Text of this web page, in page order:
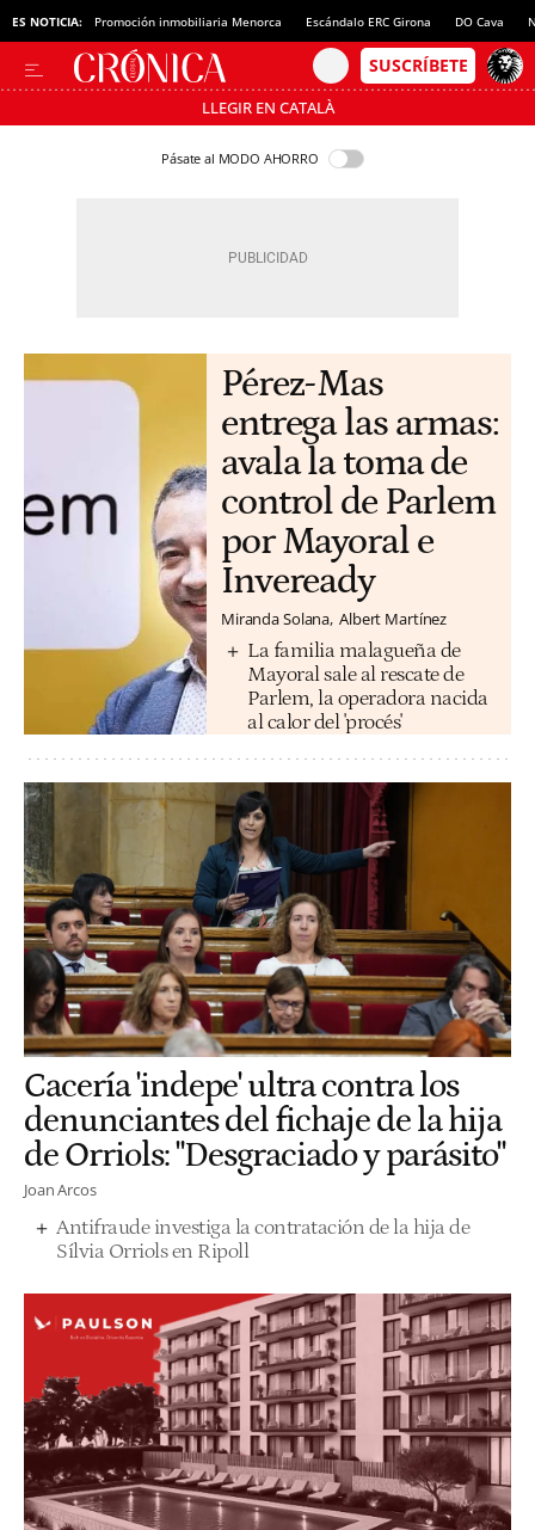
ES NOTICIA: Promoción inmobiliaria Menorca Escándalo ERC Girona DO Cava
LLEGIR EN CATALÀ
Pásate al MODO AHORRO
Pérez-Mas
entrega las armas:
avala la toma de
control de Parlem
por Mayoral e
Inveready
Miranda Solana Albert Martínez
La familia malagueña de
Mayoral sale al rescate de
Parlem, la operadora nacida
al calor del 'procés'
Cacería 'indepe' ultra contra los
denunciantes del fichaje de la hija
de Orriols: "Desgraciado y parásito"
Joan Arcos
Antifraude investiga la contratación de la hija de
Sílvia Orriols en Ripoll